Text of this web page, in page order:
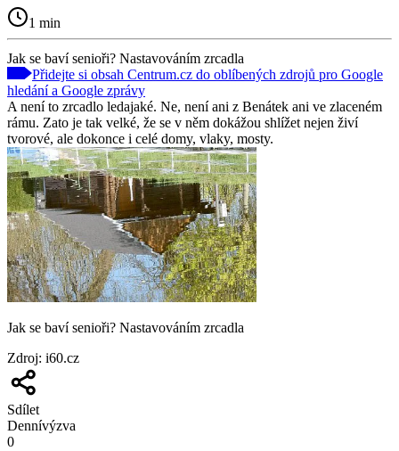
1 min
Jak se baví senioři? Nastavováním zrcadla
Přidejte si obsah Centrum.cz do oblíbených zdrojů pro Google
hledání a Google zprávy
A není to zrcadlo ledajaké. Ne, není ani z Benátek ani ve zlaceném
rámu. Zato je tak velké, že se v něm dokážou shlížet nejen živí
tvorové, ale dokonce i celé domy, vlaky, mosty.
Jak se baví senioři? Nastavováním zrcadla
Zdroj: i60.cz
Sdílet
Dennívýzva
0